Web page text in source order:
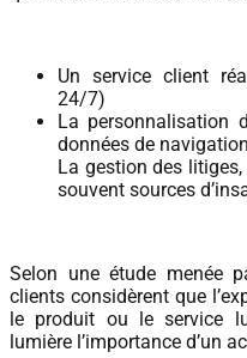
Un service client
24/7)
La personnalisation
données de
La gestion des
souvent sources
Selon une étude menée
clients considèrent que
le produit ou le service
lumière l’importance d’un